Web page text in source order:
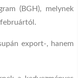
(BGH), melynek
export-, hanem